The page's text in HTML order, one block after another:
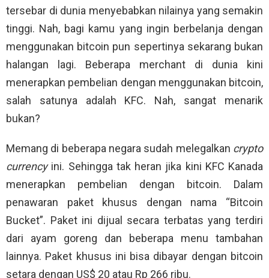
tersebar di dunia menyebabkan nilainya yang semakin
tinggi. Nah, bagi kamu yang ingin berbelanja dengan
menggunakan bitcoin pun sepertinya sekarang bukan
halangan lagi. Beberapa merchant di dunia kini
menerapkan pembelian dengan menggunakan bitcoin,
salah satunya adalah KFC. Nah, sangat menarik
bukan?
Memang di beberapa negara sudah melegalkan crypto
currency ini. Sehingga tak heran jika kini KFC Kanada
menerapkan pembelian dengan bitcoin. Dalam
penawaran paket khusus dengan nama “Bitcoin
Bucket”. Paket ini dijual secara terbatas yang terdiri
dari ayam goreng dan beberapa menu tambahan
lainnya. Paket khusus ini bisa dibayar dengan bitcoin
setara dengan US$ 20 atau Rp 266 ribu.